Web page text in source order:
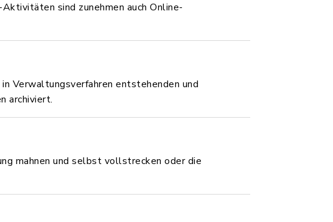
sind zunehmen auch Online-
Verwaltungsverfahren entstehenden und
archiviert.
mahnen und selbst vollstrecken oder die